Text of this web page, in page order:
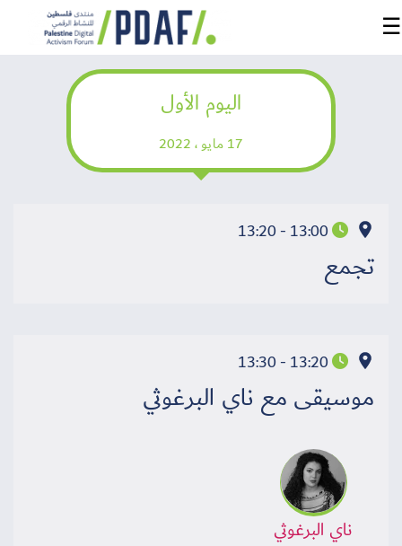
سنوات
سجل الآن
☰
اليوم الأول
17 مايو ، 2022
13:00 - 13:20
تجمع
13:20 - 13:30
موسيقى مع ناي البرغوثي
ناي البرغوثي